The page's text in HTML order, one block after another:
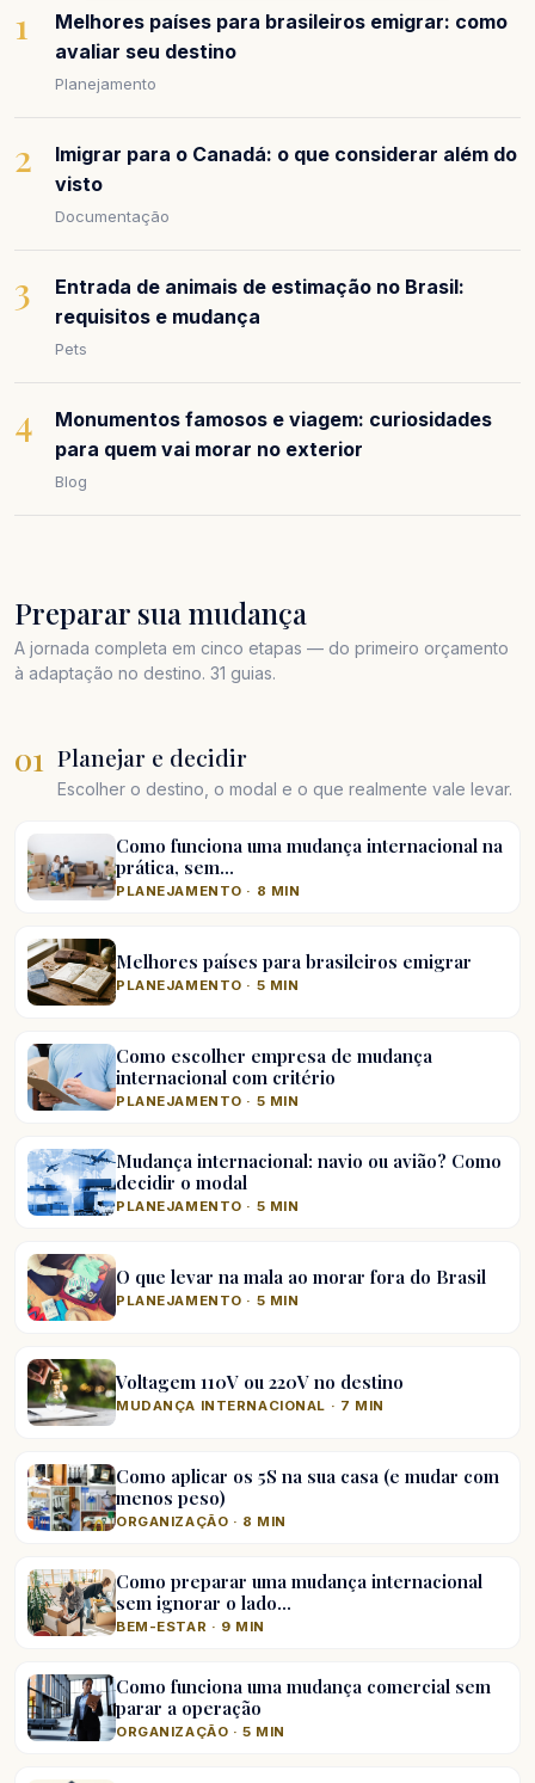
1
Melhores países para brasileiros emigrar: como
avaliar seu destino
Planejamento
2
Imigrar para o Canadá: o que considerar além do
visto
Documentação
3
Entrada de animais de estimação no Brasil:
requisitos e mudança
Pets
4
Monumentos famosos e viagem: curiosidades
para quem vai morar no exterior
Blog
Preparar sua mudança
A jornada completa em cinco etapas — do primeiro orçamento
à adaptação no destino. 31 guias.
01 Planejar e decidir
Escolher o destino, o modal e o que realmente vale levar.
Como funciona uma mudança internacional na
prática, sem…
PLANEJAMENTO · 8 MIN
Melhores países para brasileiros emigrar
PLANEJAMENTO · 5 MIN
Como escolher empresa de mudança
internacional com critério
PLANEJAMENTO · 5 MIN
Mudança internacional: navio ou avião? Como
decidir o modal
PLANEJAMENTO · 5 MIN
O que levar na mala ao morar fora do Brasil
PLANEJAMENTO · 5 MIN
Voltagem 110V ou 220V no destino
MUDANÇA INTERNACIONAL · 7 MIN
Como aplicar os 5S na sua casa (e mudar com
menos peso)
ORGANIZAÇÃO · 8 MIN
Como preparar uma mudança internacional
sem ignorar o lado…
BEM-ESTAR · 9 MIN
Como funciona uma mudança comercial sem
parar a operação
ORGANIZAÇÃO · 5 MIN